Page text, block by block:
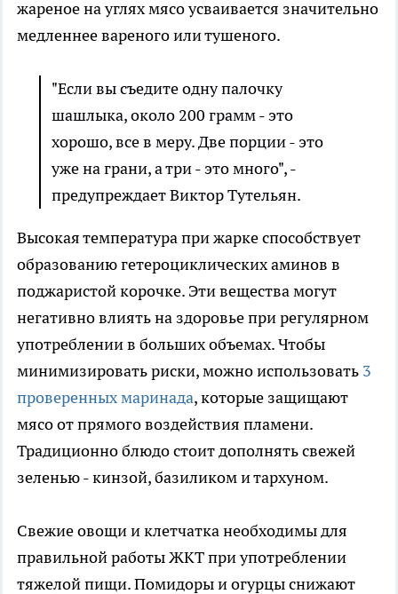
жареное на углях мясо усваивается значительно
медленнее вареного или тушеного.
"Если вы съедите одну палочку
шашлыка, около 200 грамм - это
хорошо, все в меру. Две порции - это
уже на грани, а три - это много", -
предупреждает Виктор Тутельян.
Высокая температура при жарке способствует
образованию гетероциклических аминов в
поджаристой корочке. Эти вещества могут
негативно влиять на здоровье при регулярном
употреблении в больших объемах. Чтобы
минимизировать риски, можно использовать 3
проверенных маринада, которые защищают
мясо от прямого воздействия пламени.
Традиционно блюдо стоит дополнять свежей
зеленью - кинзой, базиликом и тархуном.
Свежие овощи и клетчатка необходимы для
правильной работы ЖКТ при употреблении
тяжелой пищи. Помидоры и огурцы снижают